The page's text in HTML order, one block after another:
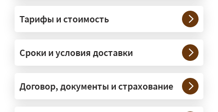
— На тралах и низкорамниках —
платформах, рассчитанных на
крупногабаритную технику и
конструкции. Транспорт подбираем
под конкретные размеры и вес груза.
Тарифы и стоимость
Сроки и условия доставки
Договор, документы и страхование